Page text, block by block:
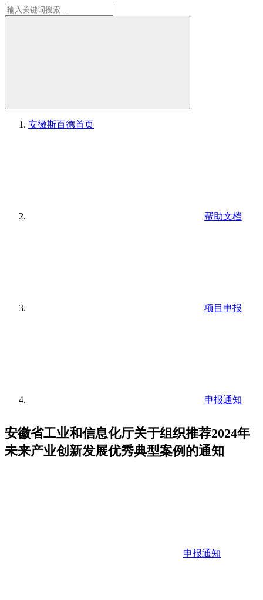
安徽斯百德首页
帮助文档
项目申报
申报通知
安徽省工业和信息化厅关于组织推荐2024年
未来产业创新发展优秀典型案例的通知
申报通知